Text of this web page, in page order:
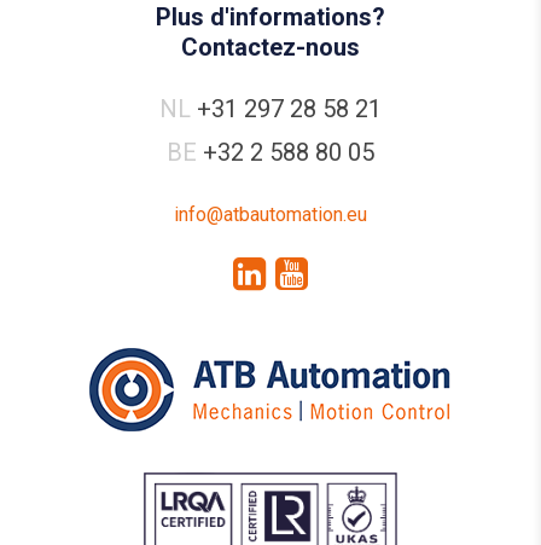
Plus d'informations?
Contactez-nous
NL +31 297 28 58 21
BE +32 2 588 80 05
info@atbautomation.eu